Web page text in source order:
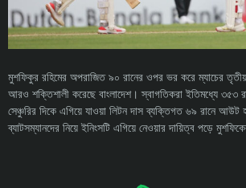
মুশফিকুর রহিমের অপরাজিত ৯০ রানের ওপর ভর করে ম্যাচের
আরও শক্তিশালী করেছে বাংলাদেশ। স্বাগতিকরা ইতিমধ্যে ৩৫৩
সেঞ্চুরির দিকে এগিয়ে যাওয়া লিটন দাস ব্যক্তিগত ৬৯ রানে আউট
ব্যাটসম্যানদের নিয়ে ইনিংসটি এগিয়ে নেওয়ার দায়িত্ব পড়ে